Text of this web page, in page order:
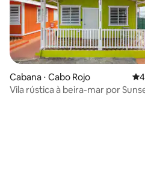
avaliação média de 5, 318
Cabana ⋅ Cabo Rojo
Vila rústica à beira-mar por